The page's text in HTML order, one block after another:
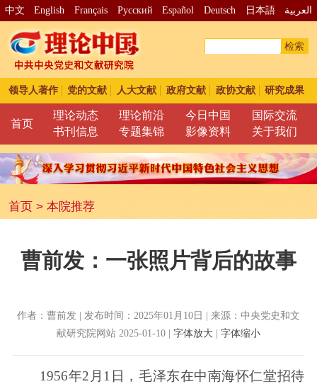
中文 English Français Pусский Español Deutsch 日本語 العربية
检索
领导人著作 党的文献 人大文献 政府文献 政协文献 研究成果
首页
理论动态 理论前沿 今日中国
国际交流
书刊信息
专题集锦 影像资料 关于我们
首页> 本院推荐
曹前发：一张照片背后的故事
作者：曹前发 | 发布时间：2025年01月10日 | 来源：中央党史和文
献研究院网站 2025-01-10 | 字体放大 | 字体缩小
1956年2月1日，毛泽东在中南海怀仁堂招待